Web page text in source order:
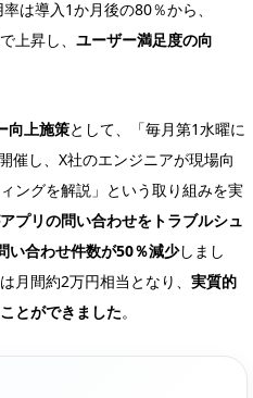
は導入1か月後の80％から、
上昇し、 ユーザー満足度の向
向上施策として、「毎月第1水曜に
催し、X社のエンジニアが現場向
ングを解説」という取り組みを実
プリの問い合わせをトラブルシュ
い合わせ件数が50％減少しまし
月間約2万円相当となり、 実質的
とができました。